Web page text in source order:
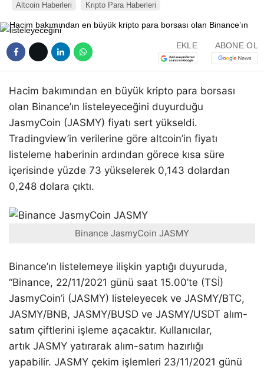
Altcoin Haberleri Kripto Para Haberleri
EKLE ABONE OL
Hacim bakımından en büyük kripto para borsası
olan Binance’ın listeleyeceğini duyurduğu
JasmyCoin (JASMY) fiyatı sert yükseldi.
Tradingview’in verilerine göre altcoin’in fiyatı
listeleme haberinin ardından görece kısa süre
içerisinde yüzde 73 yükselerek 0,143 dolardan
0,248 dolara çıktı.
Binance JasmyCoin JASMY
Binance’ın listelemeye ilişkin yaptığı duyuruda,
“Binance, 22/11/2021 günü saat 15.00’te (TSİ)
JasmyCoin’i (JASMY) listeleyecek ve JASMY/BTC,
JASMY/BNB, JASMY/BUSD ve JASMY/USDT alım-
satım çiftlerini işleme açacaktır. Kullanıcılar,
artık JASMY yatırarak alım-satım hazırlığı
yapabilir. JASMY çekim işlemleri 23/11/2021 günü